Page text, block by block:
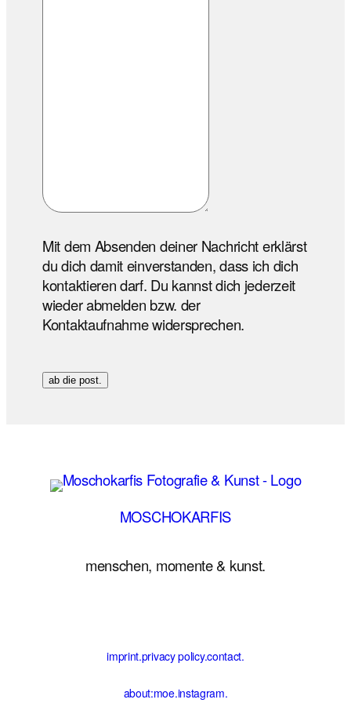
Mit dem Absenden deiner Nachricht erklärst
du dich damit einverstanden, dass ich dich
kontaktieren darf. Du kannst dich jederzeit
wieder abmelden bzw. der
Kontaktaufnahme widersprechen.
ab die post.
MOSCHOKARFIS
menschen, momente & kunst.
imprint.privacy policy.contact.
about:moe.instagram.